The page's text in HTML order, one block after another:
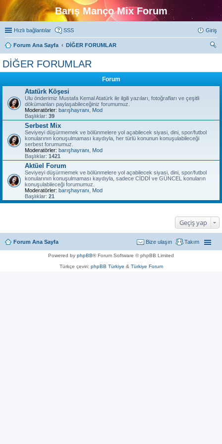
Barış Manço Mix Forum
Hızlı bağlantılar SSS Giriş
Forum Ana Sayfa
DİĞER FORUMLAR
DİĞER FORUMLAR
Forum
Atatürk Köşesi
Ulu önderimiz Mustafa Kemal Atatürk ile ilgili yazıları, fotoğrafları ve çeşitli
dökümanları paylaşabileceğiniz forumumuz.
Moderatörler: barışhayranı
Mod
Başlıklar: 39
Serbest Mix
Seviyeyi düşürmemek ve bölünmelere yol açabilecek siyasi, dini, spor/futbol
konularının konuşulmaması kaydıyla, her türlü konunun konuşulabileceği
serbest forumumuz.
Moderatörler: barışhayranı
Mod
Başlıklar: 1421
Aktüel Forum
Seviyeyi düşürmemek ve bölünmelere yol açabilecek siyasi, dini, spor/futbol
konularının konuşulmaması kaydıyla, sadece CİDDİ ve GÜNCEL konuların
konuşulabileceği forumumuz.
Moderatörler: barışhayranı
Mod
Başlıklar: 21
Geçiş yap
Forum Ana Sayfa Takım
Bize ulaşın
Powered by phpBB® Forum Software © phpBB Limited
Türkçe çeviri: phpBB Türkiye & Türkiye Forum